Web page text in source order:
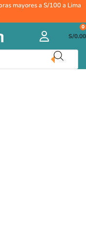
mayores a S/100 a Lima
S/0.00
0